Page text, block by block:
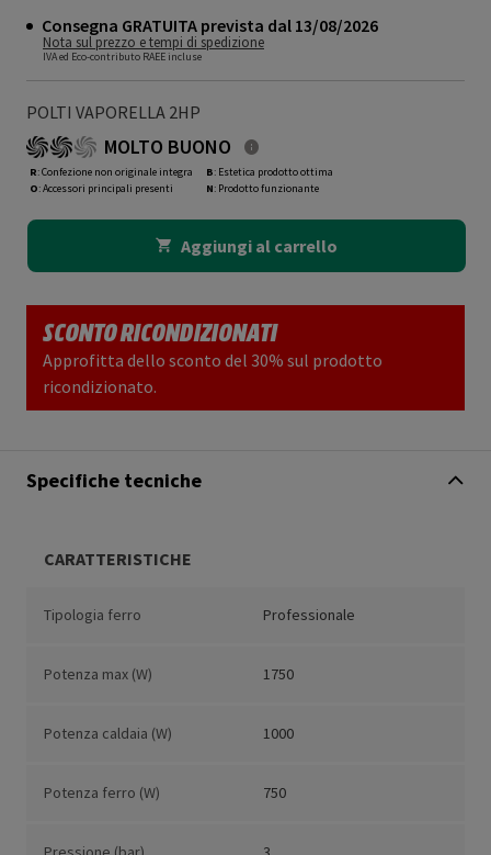
Consegna GRATUITA prevista dal 13/08/2026
Nota sul prezzo e tempi di spedizione
IVA ed Eco-contributo RAEE incluse
POLTI VAPORELLA 2HP
MOLTO BUONO
R: Confezione non originale integra
O: Accessori principali presenti
B: Estetica prodotto ottima
N: Prodotto funzionante
Aggiungi al carrello
SCONTO RICONDIZIONATI
Approfitta dello sconto del 30% sul prodotto
ricondizionato.
Specifiche tecniche
CARATTERISTICHE
Tipologia ferro Professionale
Potenza max (W) 1750
Potenza caldaia (W) 1000
Potenza ferro (W) 750